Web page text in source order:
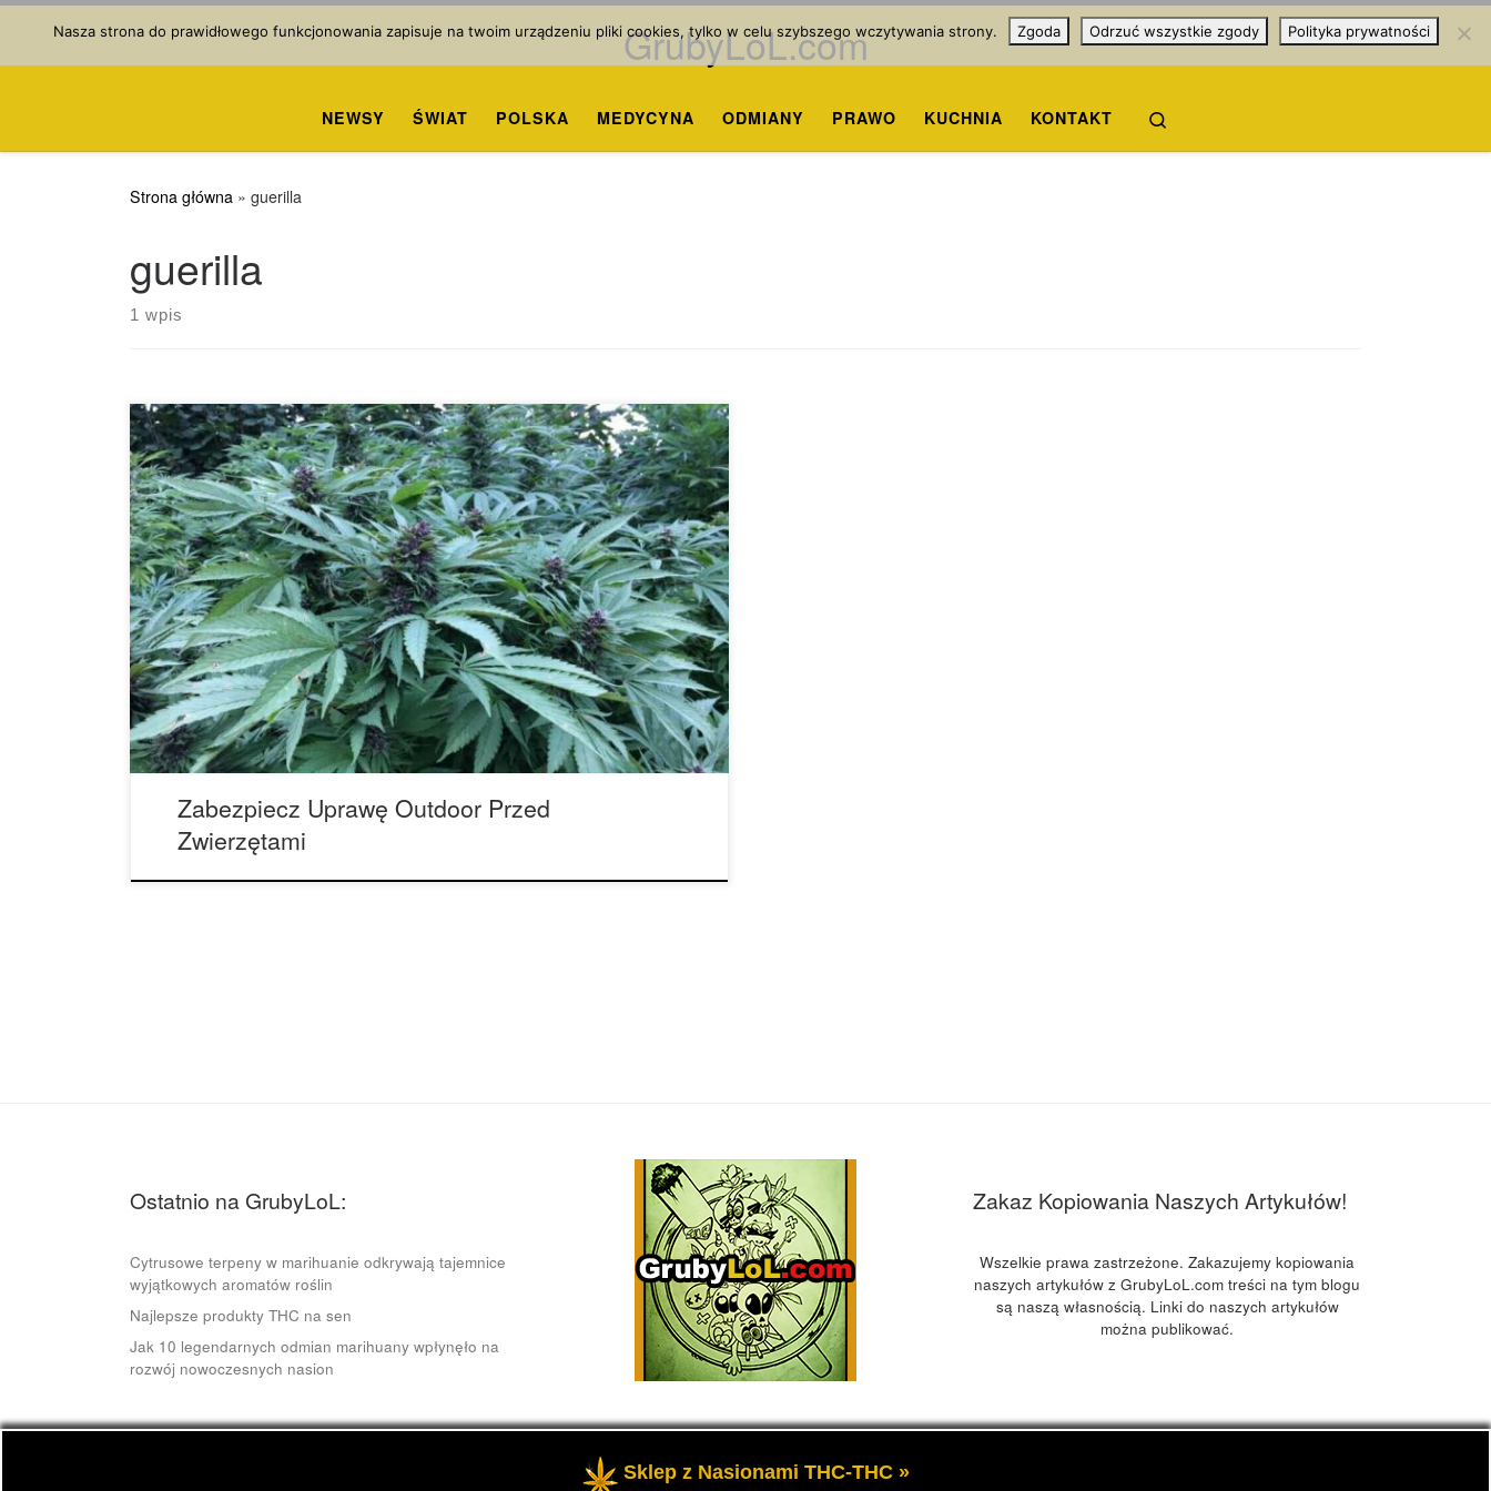
Przejdź do treści GrubyLoL.com
NEWSY ŚWIAT POLSKA MEDYCYNA ODMIANY PRAWO KUCHNIA KONTAKT
Strona główna » guerilla
guerilla
1 wpis
Jak zabezpieczyć uprawę guerilla przed dzikimi zwierzętami? Partyzanccy
hodowcy marihuany muszą stawić czoła wyzwaniom ze wszystkich stron. Jeśli
nie jest to obawa, że ktoś odkryje ich tajną działkę uprawną, to jest to
niebezpieczeństwo utraty plonów z powodu różnych szkodników i patogenów, z
którymi każdy hodowca marihuany musi sobie radzić, ale […]
Zabezpiecz Uprawę Outdoor Przed
Zwierzętami
Ostatnio na GrubyLoL:
Cytrusowe terpeny w marihuanie odkrywają tajemnice
wyjątkowych aromatów roślin
Najlepsze produkty THC na sen
Jak 10 legendarnych odmian marihuany wpłynęło na
rozwój nowoczesnych nasion
Zakaz Kopiowania Naszych Artykułów!
Wszelkie prawa zastrzeżone. Zakazujemy kopiowania
naszych artykułów z GrubyLoL.com treści na tym blogu
są naszą własnością. Linki do naszych artykułów
można publikować.
- Przedstawia informacje o marihuanie, czyli cannabis blog, kuchnia konopna i wiele innych.
Nasza strona do prawidłowego funkcjonowania zapisuje na twoim urządzeniu pliki cookies, tylko w celu szybszego wczytywania strony. Zgoda Odrzuć wszystkie zgody Polityka prywatności
Sklep z Nasionami THC-THC »